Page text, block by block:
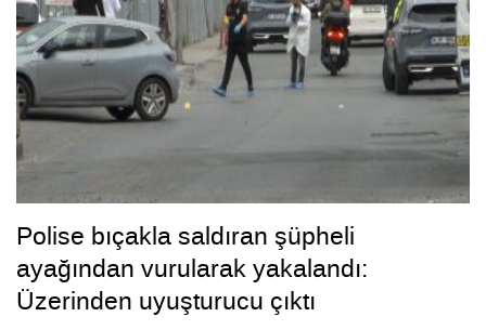
Polise bıçakla saldıran şüpheli
ayağından vurularak yakalandı:
Üzerinden uyuşturucu çıktı